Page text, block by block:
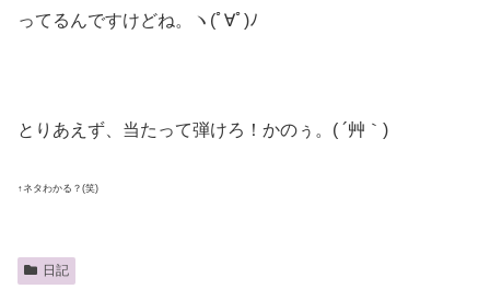
ってるんですけどね。ヽ(ﾟ∀ﾟ)ﾉ
とりあえず、当たって弾けろ！かのぅ。( ´艸｀)
↑ネタわかる？(笑)
日記